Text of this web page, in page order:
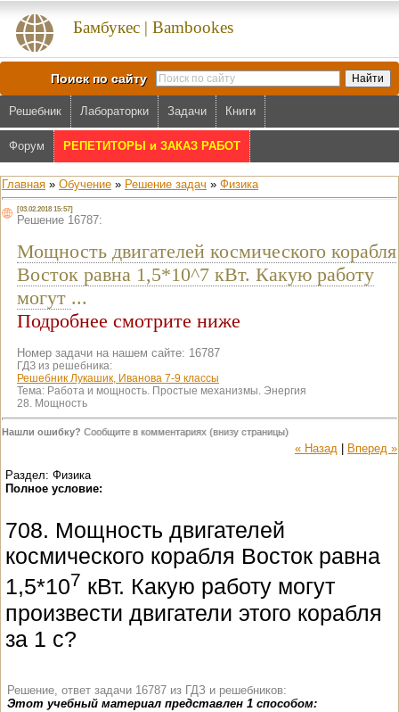
Бамбукес | Bambookes
Поиск по сайту
Решебник Лабораторки Задачи Книги
Форум РЕПЕТИТОРЫ и ЗАКАЗ РАБОТ
Главная » Обучение » Решение задач » Физика
[03.02.2018 15:57]
Решение 16787:
Мощность двигателей космического корабля
Восток равна 1,5*10^7 кВт. Какую работу
могут ...
Подробнее смотрите ниже
Номер задачи на нашем сайте: 16787
ГДЗ из решебника:
Решебник Лукашик, Иванова 7-9 классы
Тема: Работа и мощность. Простые механизмы. Энергия
28. Мощность
Нашли ошибку? Сообщите в комментариях (внизу страницы)
« Назад
Вперед »
Раздел: Физика
Полное условие:
708. Мощность двигателей
космического корабля Восток равна
1,5*107 кВт. Какую работу могут
произвести двигатели этого корабля
за 1 с?
Решение, ответ задачи 16787 из ГДЗ и решебников:
Этот учебный материал представлен 1 способом: